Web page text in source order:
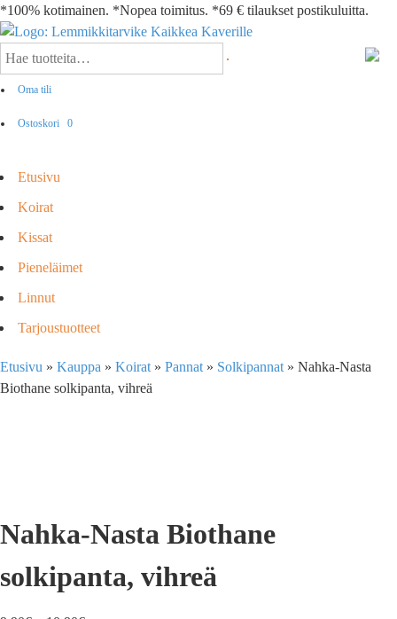
*100% kotimainen. *Nopea toimitus. *69 € tilaukset postikuluitta.
Oma tili
Ostoskori 0
Etusivu
Koirat
Kissat
Pieneläimet
Linnut
Tarjoustuotteet
Etusivu » Kauppa » Koirat » Pannat » Solkipannat » Nahka-Nasta
Biothane solkipanta, vihreä
Nahka-Nasta Biothane
solkipanta, vihreä